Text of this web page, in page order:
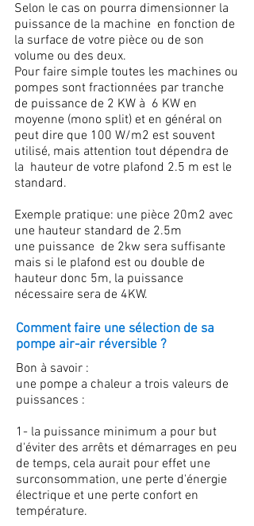
Selon le cas on pourra dimensionner la
puissance de la machine en fonction de
la surface de votre pièce ou de son
volume ou des deux.
Pour faire simple toutes les machines ou
pompes sont fractionnées par tranche
de puissance de 2 KW à 6 KW en
moyenne (mono split) et en général on
peut dire que 100 W/m2 est souvent
utilisé, mais attention tout dépendra de
la hauteur de votre plafond 2.5 m est le
standard.
Exemple pratique: une pièce 20m2 avec
une hauteur standard de 2.5m
une puissance de 2kw sera suffisante
mais si le plafond est ou double de
hauteur donc 5m, la puissance
nécessaire sera de 4KW.
Comment faire une sélection de sa
pompe air-air réversible ?
Bon à savoir :
une pompe a chaleur a trois valeurs de
puissances :
1- la puissance minimum a pour but
d'éviter des arrêts et démarrages en peu
de temps, cela aurait pour effet une
surconsommation, une perte d'énergie
électrique et une perte confort en
température.